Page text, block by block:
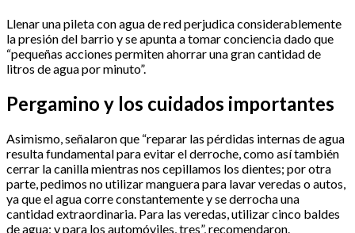
Llenar una pileta con agua de red perjudica considerablemente
la presión del barrio y se apunta a tomar conciencia dado que
“pequeñas acciones permiten ahorrar una gran cantidad de
litros de agua por minuto”.
Pergamino y los cuidados importantes
Asimismo, señalaron que “reparar las pérdidas internas de agua
resulta fundamental para evitar el derroche, como así también
cerrar la canilla mientras nos cepillamos los dientes; por otra
parte, pedimos no utilizar manguera para lavar veredas o autos,
ya que el agua corre constantemente y se derrocha una
cantidad extraordinaria. Para las veredas, utilizar cinco baldes
de agua; y para los automóviles, tres”, recomendaron.